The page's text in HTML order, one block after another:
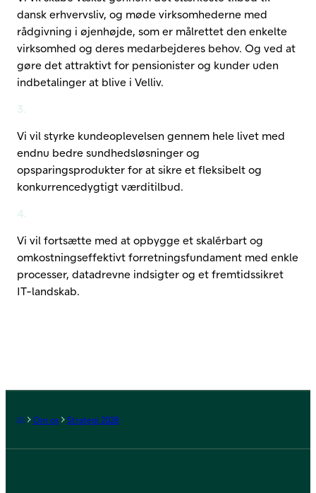
dansk erhvervsliv, og møde virksomhederne med
rådgivning i øjenhøjde, som er målrettet den enkelte
virksomhed og deres medarbejderes behov. Og ved at
gøre det attraktivt for pensionister og kunder uden
indbetalinger at blive i Velliv.
3.
Vi vil styrke kundeoplevelsen gennem hele livet med
endnu bedre sundhedsløsninger og
opsparingsprodukter for at sikre et fleksibelt og
konkurrencedygtigt værditilbud.
4.
Vi vil fortsætte med at opbygge et skalérbart og
omkostningseffektivt forretningsfundament med enkle
processer, datadrevne indsigter og et fremtidssikret
IT-landskab.
Forside
Om os Strategi 2028